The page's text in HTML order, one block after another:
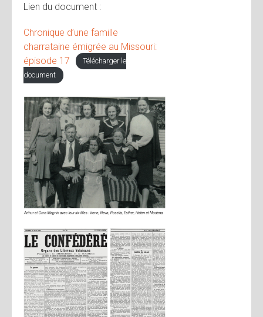
Lien du document :
Chronique d’une famille
charrataine émigrée au Missouri:
épisode 17
Télécharger le
document